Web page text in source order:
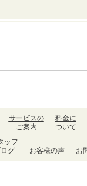
サービスの
ご案内
料金に
ついて
ッフ
グ
お客様の声 お